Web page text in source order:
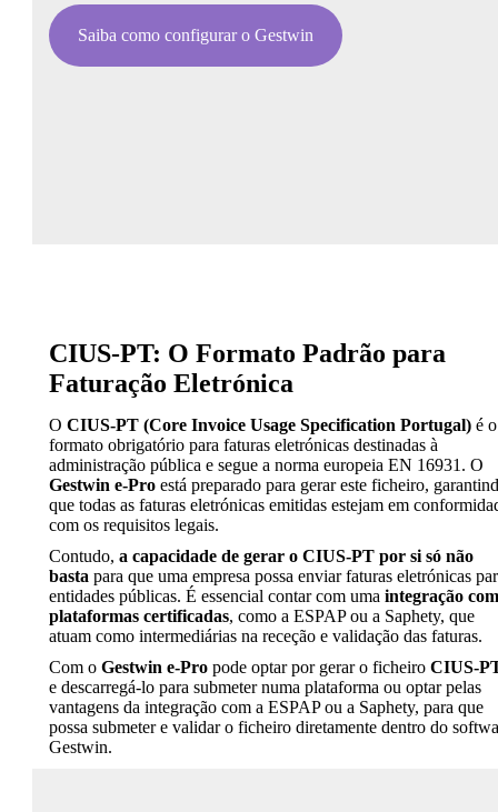
Saiba como configurar o Gestwin
CIUS-PT: O Formato Padrão para
Faturação Eletrónica
O CIUS-PT (Core Invoice Usage Specification Portugal) é o
formato obrigatório para faturas eletrónicas destinadas à
administração pública e segue a norma europeia EN 16931. O
Gestwin e-Pro está preparado para gerar este ficheiro,
que todas as faturas eletrónicas emitidas estejam em
com os requisitos legais.
Contudo, a capacidade de gerar o CIUS-PT por si só não
basta para que uma empresa possa enviar faturas eletrónicas
entidades públicas. É essencial contar com uma integração com
plataformas certificadas, como a ESPAP ou a Saphety, que
atuam como intermediárias na receção e validação das faturas.
Com o Gestwin e-Pro pode optar por gerar o ficheiro CIUS-
e descarregá-lo para submeter numa plataforma ou optar pelas
vantagens da integração com a ESPAP ou a Saphety, para que
possa submeter e validar o ficheiro diretamente dentro do
Gestwin.